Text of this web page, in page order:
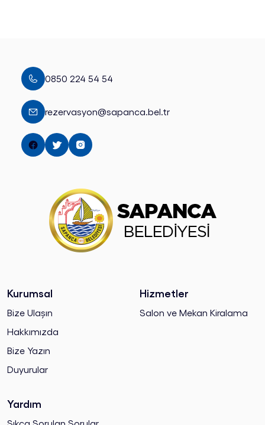
0850 224 54 54
rezervasyon@sapanca.bel.tr
Kurumsal
Bize Ulaşın
Hakkımızda
Bize Yazın
Duyurular
Hizmetler
Salon ve Mekan Kiralama
Yardım